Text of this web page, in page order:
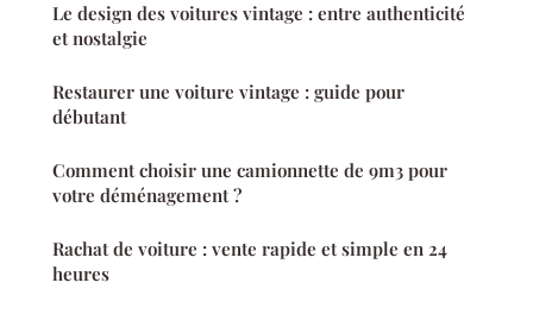
Le design des voitures vintage : entre authenticité
et nostalgie
Restaurer une voiture vintage : guide pour
débutant
Comment choisir une camionnette de 9m3 pour
votre déménagement ?
Rachat de voiture : vente rapide et simple en 24
heures